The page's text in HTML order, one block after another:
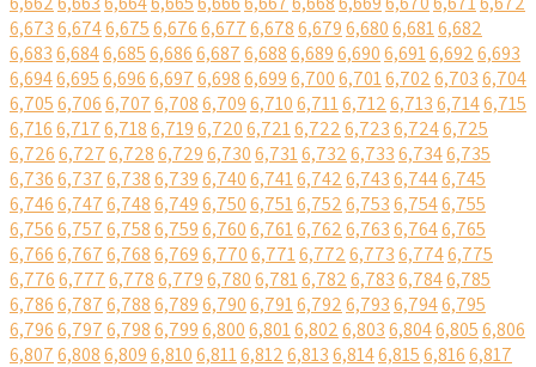
6,6736,6746,6756,6766,6776,6786,6796,6806,6816,682
6,6836,6846,6856,6866,6876,6886,6896,6906,6916,6926,693
6,6946,6956,6966,6976,6986,6996,7006,7016,7026,7036,704
6,7056,7066,7076,7086,7096,7106,7116,7126,7136,7146,715
6,7166,7176,7186,7196,7206,7216,7226,7236,7246,725
6,7266,7276,7286,7296,7306,7316,7326,7336,7346,735
6,7366,7376,7386,7396,7406,7416,7426,7436,7446,745
6,7466,7476,7486,7496,7506,7516,7526,7536,7546,755
6,7566,7576,7586,7596,7606,7616,7626,7636,7646,765
6,7666,7676,7686,7696,7706,7716,7726,7736,7746,775
6,7766,7776,7786,7796,7806,7816,7826,7836,7846,785
6,7866,7876,7886,7896,7906,7916,7926,7936,7946,795
6,7966,7976,7986,7996,8006,8016,8026,8036,8046,8056,806
6,8076,8086,8096,8106,8116,8126,8136,8146,8156,8166,817